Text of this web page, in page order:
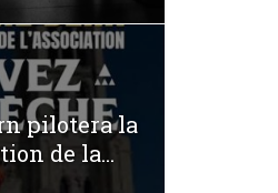
pilotera la
de la...